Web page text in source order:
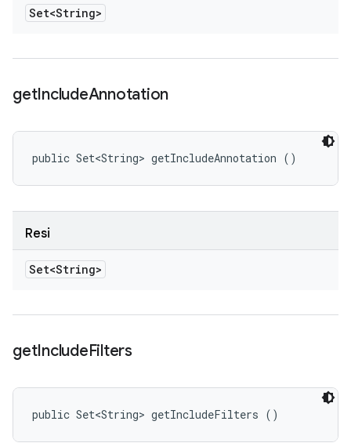
Set<String>
getIncludeAnnotation
public Set<String> getIncludeAnnotation ()
Resi
Set<String>
getIncludeFilters
public Set<String> getIncludeFilters ()